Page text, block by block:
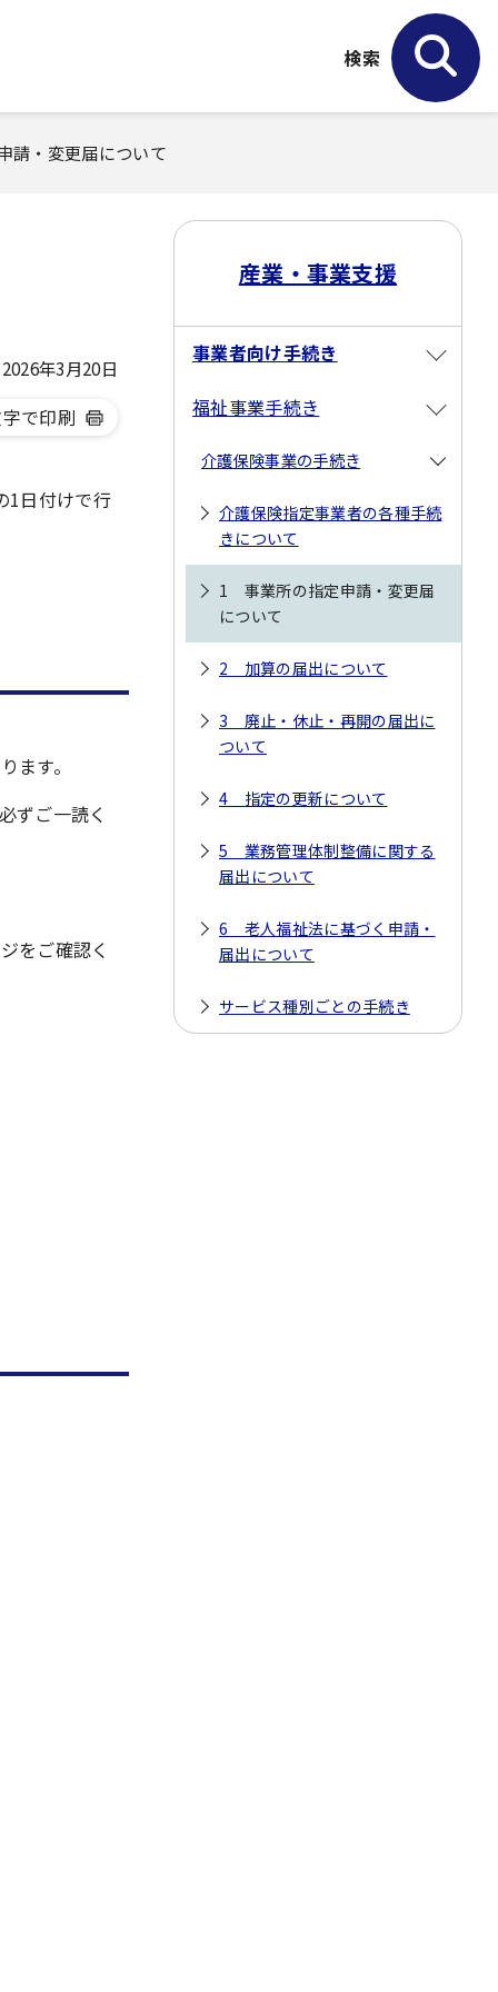
検索
請・変更届について
年3月20日
で印刷
1日付けで行
ます。
ずご一読く
をご確認く
産業・事業支援
事業者向け手続き
福祉事業手続き
介護保険事業の手続き
介護保険指定事業者の各種手続
きについて
1 事業所の指定申請・変更届
について
2 加算の届出について
3 廃止・休止・再開の届出に
ついて
4 指定の更新について
5 業務管理体制整備に関する
届出について
6 老人福祉法に基づく申請・
届出について
サービス種別ごとの手続き